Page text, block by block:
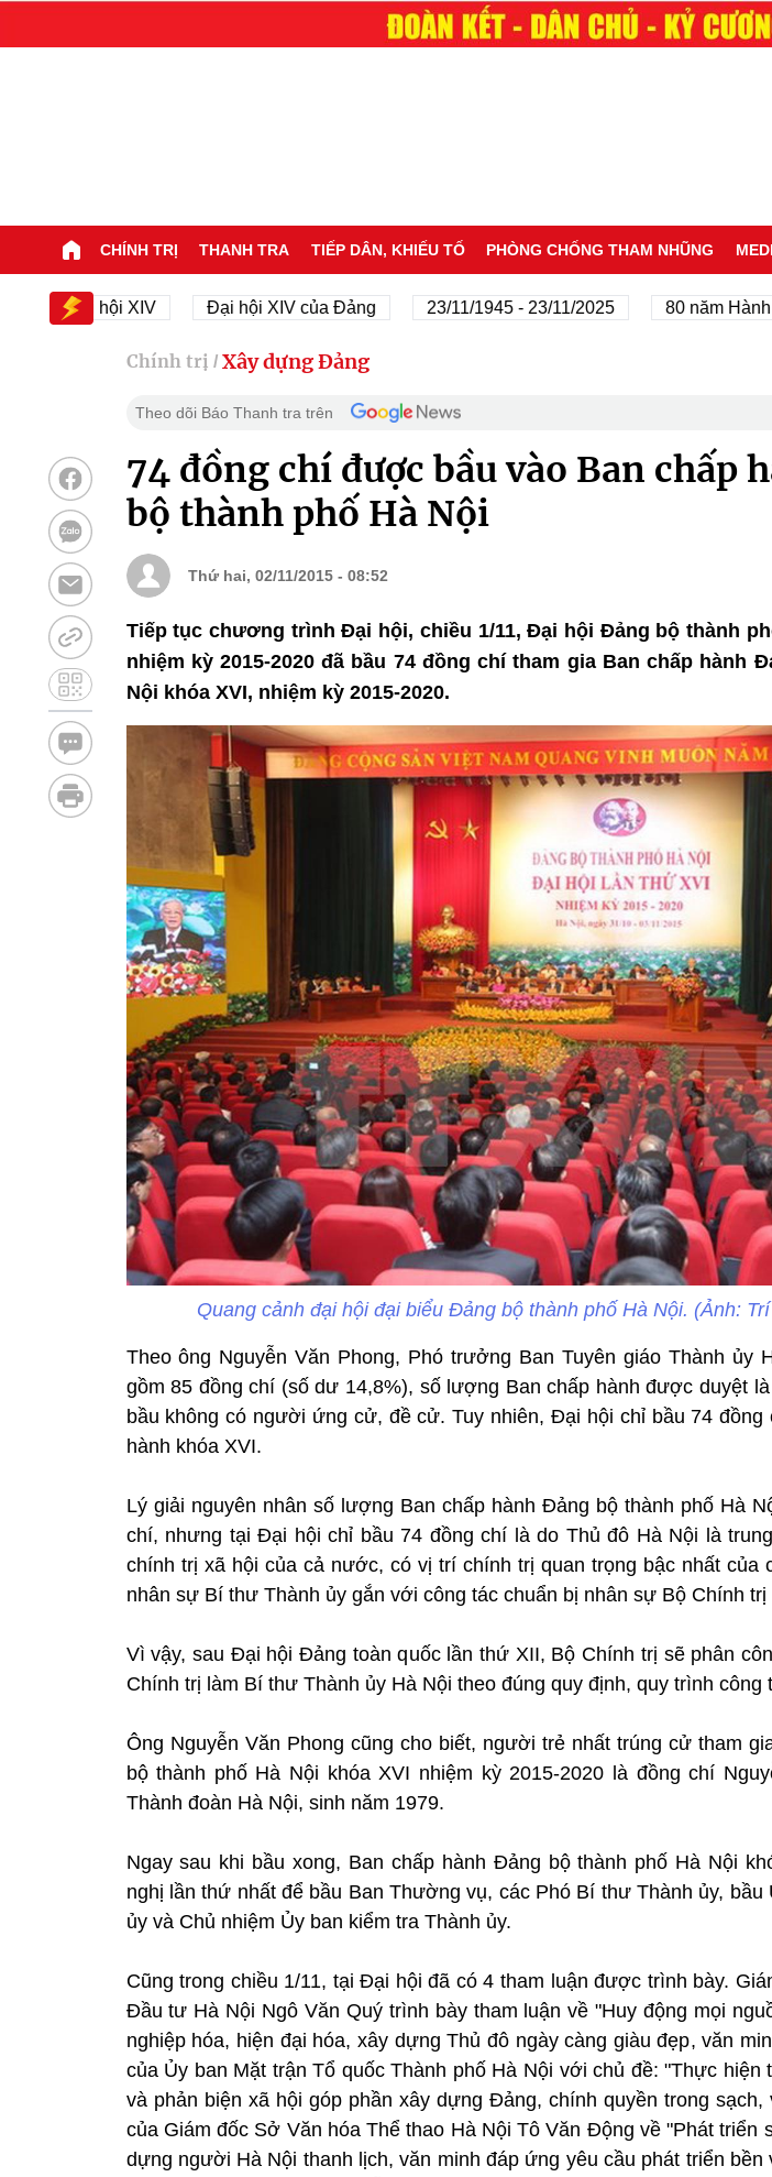
CHÍNH TRỊ THANH TRA TIẾP DÂN, KHIẾU TỐ PHÒNG CHỐNG THAM NHŨNG
Đại hội XIV Đại hội XIV của Đảng 23/11/1945 - 23/11/2025 80 năm Hành trình
Chính trị / Xây dựng Đảng
Theo dõi Báo Thanh tra trên
74 đồng chí được bầu vào Ban chấp
bộ thành phố Hà Nội
Thứ hai, 02/11/2015 - 08:52
Tiếp tục chương trình Đại hội, chiều 1/11, Đại hội Đảng bộ thành
nhiệm kỳ 2015-2020 đã bầu 74 đồng chí tham gia Ban chấp hành
Nội khóa XVI, nhiệm kỳ 2015-2020.
Quang cảnh đại hội đại biểu Đảng bộ thành phố Hà Nội. (Ảnh:
Theo ông Nguyễn Văn Phong, Phó trưởng Ban Tuyên giáo Thành ủy
gồm 85 đồng chí (số dư 14,8%), số lượng Ban chấp hành được duyệt
bầu không có người ứng cử, đề cử. Tuy nhiên, Đại hội chỉ bầu 74 đồng
hành khóa XVI.
Lý giải nguyên nhân số lượng Ban chấp hành Đảng bộ thành phố Hà
chí, nhưng tại Đại hội chỉ bầu 74 đồng chí là do Thủ đô Hà Nội là
chính trị xã hội của cả nước, có vị trí chính trị quan trọng bậc nhất của
nhân sự Bí thư Thành ủy gắn với công tác chuẩn bị nhân sự Bộ Chính
Vì vậy, sau Đại hội Đảng toàn quốc lần thứ XII, Bộ Chính trị sẽ phân
Chính trị làm Bí thư Thành ủy Hà Nội theo đúng quy định, quy trình
Ông Nguyễn Văn Phong cũng cho biết, người trẻ nhất trúng cử tham
bộ thành phố Hà Nội khóa XVI nhiệm kỳ 2015-2020 là đồng chí
Thành đoàn Hà Nội, sinh năm 1979.
Ngay sau khi bầu xong, Ban chấp hành Đảng bộ thành phố Hà Nội
nghị lần thứ nhất để bầu Ban Thường vụ, các Phó Bí thư Thành ủy, bầu
ủy và Chủ nhiệm Ủy ban kiểm tra Thành ủy.
Cũng trong chiều 1/11, tại Đại hội đã có 4 tham luận được trình bày.
Đầu tư Hà Nội Ngô Văn Quý trình bày tham luận về "Huy động mọi
nghiệp hóa, hiện đại hóa, xây dựng Thủ đô ngày càng giàu đẹp, văn
của Ủy ban Mặt trận Tổ quốc Thành phố Hà Nội với chủ đề: "Thực hiện
và phản biện xã hội góp phần xây dựng Đảng, chính quyền trong sạch,
của Giám đốc Sở Văn hóa Thể thao Hà Nội Tô Văn Động về "Phát triển
dựng người Hà Nội thanh lịch, văn minh đáp ứng yêu cầu phát triển bền